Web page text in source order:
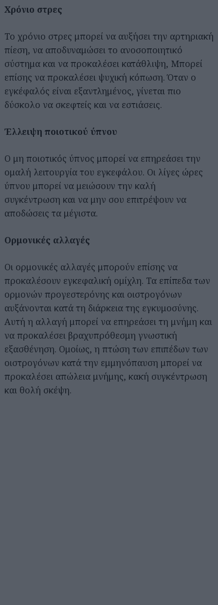
Χρόνιο στρες
Το χρόνιο στρες μπορεί να αυξήσει την αρτηριακή
πίεση, να αποδυναμώσει το ανοσοποιητικό
σύστημα και να προκαλέσει κατάθλιψη, Μπορεί
επίσης να προκαλέσει ψυχική κόπωση. Όταν ο
εγκέφαλός είναι εξαντλημένος, γίνεται πιο
δύσκολο να σκεφτείς και να εστιάσεις.
Έλλειψη ποιοτικού ύπνου
Ο μη ποιοτικός ύπνος μπορεί να επηρεάσει την
ομαλή λειτουργία του εγκεφάλου. Οι λίγες ώρες
ύπνου μπορεί να μειώσουν την καλή
συγκέντρωση και να μην σου επιτρέψουν να
αποδώσεις τα μέγιστα.
Ορμονικές αλλαγές
Οι ορμονικές αλλαγές μπορούν επίσης να
προκαλέσουν εγκεφαλική ομίχλη. Τα επίπεδα των
ορμονών προγεστερόνης και οιστρογόνων
αυξάνονται κατά τη διάρκεια της εγκυμοσύνης.
Αυτή η αλλαγή μπορεί να επηρεάσει τη μνήμη και
να προκαλέσει βραχυπρόθεσμη γνωστική
εξασθένηση. Ομοίως, η πτώση των επιπέδων των
οιστρογόνων κατά την εμμηνόπαυση μπορεί να
προκαλέσει απώλεια μνήμης, κακή συγκέντρωση
και θολή σκέψη.